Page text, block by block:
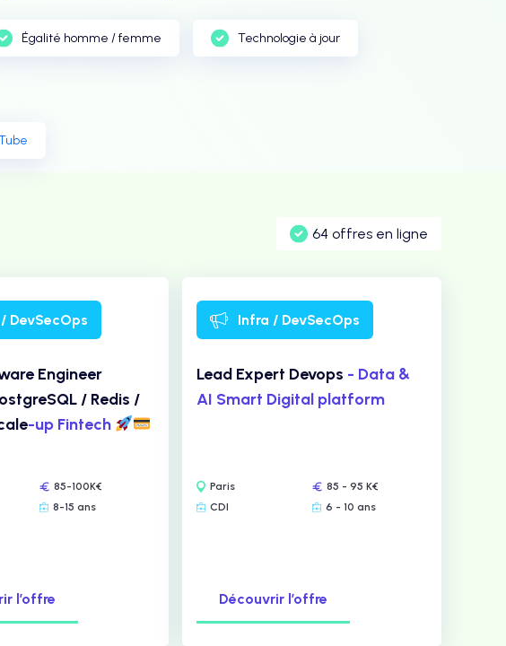
Égalité homme / femme Technologie à jour
64 offres en ligne
DevSecOps
Engineer
/ Redis /
-up Fintech
85-100K€
8-15 ans
l’offre
Infra / DevSecOps
Lead Expert Devops - Data &
AI Smart Digital platform
Paris
85 - 95 K€
CDI
6 - 10 ans
Découvrir l’offre